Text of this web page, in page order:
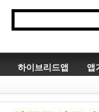
하이브리드앱 앱